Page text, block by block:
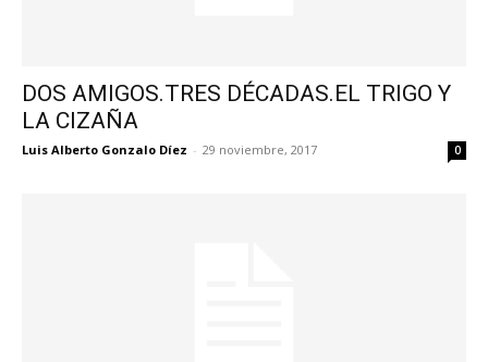
DOS AMIGOS.TRES DÉCADAS.EL TRIGO Y
LA CIZAÑA
Luis Alberto Gonzalo Díez - 29 noviembre, 2017 0